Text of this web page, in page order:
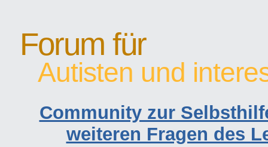
Forum für
Autisten und
Community zur
weiteren Fragen des